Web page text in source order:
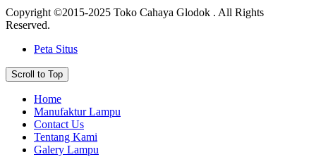
Copyright ©2015-2025 Toko Cahaya Glodok . All Rights
Reserved.
Peta Situs
Scroll to Top
Home
Manufaktur Lampu
Contact Us
Tentang Kami
Galery Lampu